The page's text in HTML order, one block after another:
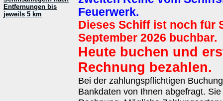
Entfernungen bis
jeweils 5 km
Feuerwerk.
Dieses Schiff ist noch für
September 2026 buchbar.
Heute buchen und
Rechnung bezahlen.
Bei der zahlungspflichtigen
Bankdaten von Ihnen abgefragt.